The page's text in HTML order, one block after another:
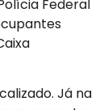
Federal
Já na